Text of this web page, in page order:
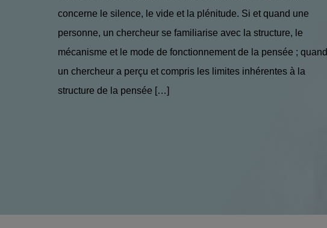
concerne le silence, le vide et la plénitude. Si et quand une
personne, un chercheur se familiarise avec la structure, le
mécanisme et le mode de fonctionnement de la pensée ; quand
un chercheur a perçu et compris les limites inhérentes à la
structure de la pensée […]